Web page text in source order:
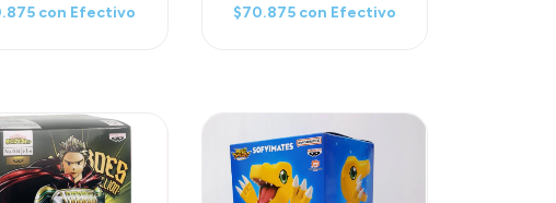
con Efectivo $70.875 con Efectivo